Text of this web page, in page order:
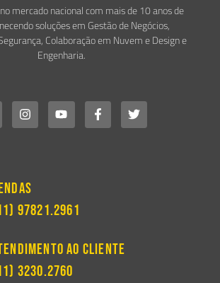
mercado nacional com mais de 10 anos de
soluções em Gestão de Negócios,
Colaboração em Nuvem e Design e
Engenharia.
97821.2961
ao Cliente
3230.2760